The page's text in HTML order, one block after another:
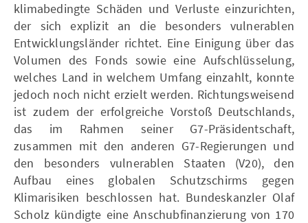
klimabedingte Schäden und Verluste einzurichten,
der sich explizit an die besonders vulnerablen
Entwicklungsländer richtet. Eine Einigung über das
Volumen des Fonds sowie eine Aufschlüsselung,
welches Land in welchem Umfang einzahlt, konnte
jedoch noch nicht erzielt werden. Richtungsweisend
ist zudem der erfolgreiche Vorstoß Deutschlands,
das im Rahmen seiner G7-Präsidentschaft,
zusammen mit den anderen G7-Regierungen und
den besonders vulnerablen Staaten (V20), den
Aufbau eines globalen Schutzschirms gegen
Klimarisiken beschlossen hat. Bundeskanzler Olaf
Scholz kündigte eine Anschubfinanzierung von 170